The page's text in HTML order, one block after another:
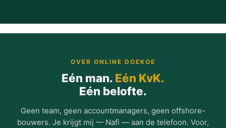
OVER ONLINE DOEKOE
Eén man. Eén KvK.
Eén belofte.
Geen team, geen accountmanagers, geen offshore-
bouwers. Je krijgt mij — Nafi — aan de telefoon. Voor,